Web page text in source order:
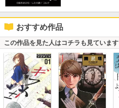
おすすめ作品
この作品を見た人はコチラも見ています